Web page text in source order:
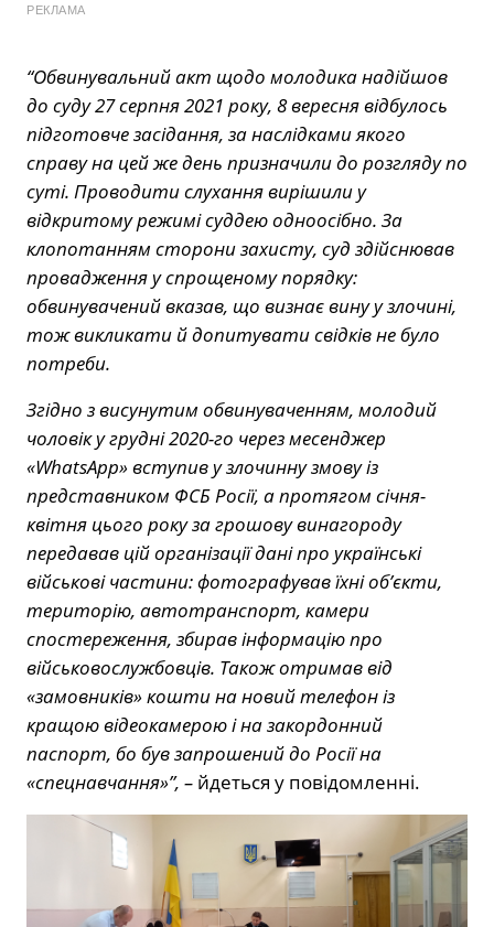
РЕКЛАМА
“Обвинувальний акт щодо молодика надійшов
до суду 27 серпня 2021 року, 8 вересня відбулось
підготовче засідання, за наслідками якого
справу на цей же день призначили до розгляду по
суті. Проводити слухання вирішили у
відкритому режимі суддею одноосібно. За
клопотанням сторони захисту, суд здійснював
провадження у спрощеному порядку:
обвинувачений вказав, що визнає вину у злочині,
тож викликати й допитувати свідків не було
потреби.
Згідно з висунутим обвинуваченням, молодий
чоловік у грудні 2020-го через месенджер
«WhatsApp» вступив у злочинну змову із
представником ФСБ Росії, а протягом січня-
квітня цього року за грошову винагороду
передавав цій організації дані про українські
військові частини: фотографував їхні об’єкти,
територію, автотранспорт, камери
спостереження, збирав інформацію про
військовослужбовців. Також отримав від
«замовників» кошти на новий телефон із
кращою відеокамерою і на закордонний
паспорт, бо був запрошений до Росії на
«спецнавчання»”, – йдеться у повідомленні.